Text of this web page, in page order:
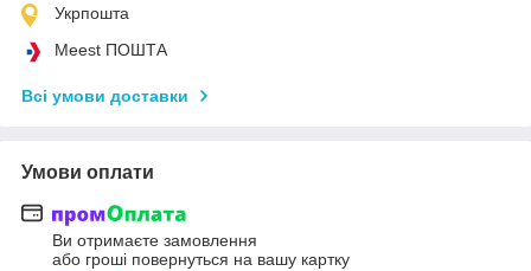
Укрпошта
Meest ПОШТА
Всі умови доставки
Умови оплати
Ви отримаєте замовлення
або гроші повернуться на вашу картку